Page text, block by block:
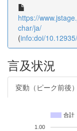
https://
char/ja/
(info:doi/
言及状況
変動（ピーク前後）
合計
1.00